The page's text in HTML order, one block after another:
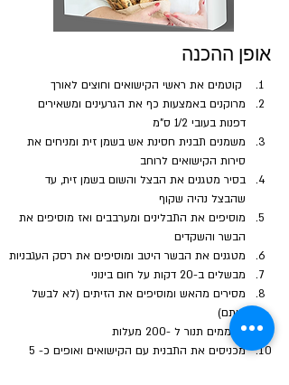
אופן ההכנה
קוטמים את ראשי הקישואים וחוצים לאורך
מרוקנים באמצעות כף את הגרעינים ומשאירים
דפנות בעובי 1/2 ס"מ
משמנים תבנית חסינת אש בשמן זית ומניחים את
סירות הקישואים לרוחב
בסיר מטגנים את הבצל והשום בשמן זית, עד
שהבצל נהיה שקוף
מוסיפים את התבלינים ומערבבים ואז מוסיפים את
הבשר והשקדים
מטגנים את הבשר היטב ומוסיפים את רסק העגבניות
מבשלים ב-20 דקות על חום בינוני
מסירים מהאש ומוסיפים את הזיתים (לא לבשל
אותם)
מחממים תנור ל -200 מעלות